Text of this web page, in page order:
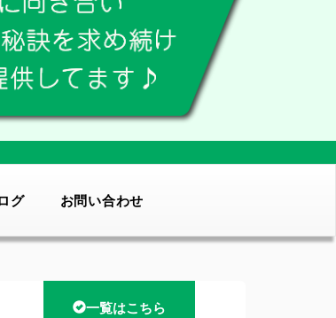
グ お問い合わせ
一覧はこちら